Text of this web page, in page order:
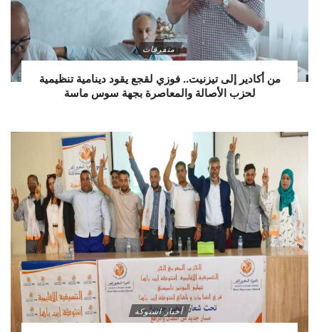
متفرقات
من أكادير إلى تيزنيت.. فوزي لقجع يقود دينامية تنظيمية
لحزب الأصالة والمعاصرة بجهة سوس ماسة
أخبار اشتوكة